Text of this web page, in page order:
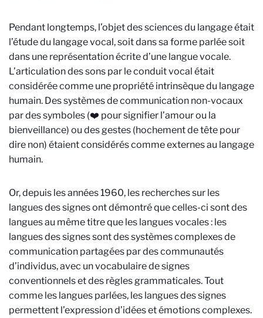
Pendant longtemps, l’objet des sciences du langage était
l’étude du langage vocal, soit dans sa forme parlée soit
dans une représentation écrite d’une langue vocale.
L’articulation des sons par le conduit vocal était
considérée comme une propriété intrinsèque du langage
humain. Des systèmes de communication non-vocaux
par des symboles (❤️ pour signifier l’amour ou la
bienveillance) ou des gestes (hochement de tête pour
dire non) étaient considérés comme externes au langage
humain.
Or, depuis les années 1960, les recherches sur les
langues des signes ont démontré que celles-ci sont des
langues au même titre que les langues vocales : les
langues des signes sont des systèmes complexes de
communication partagées par des communautés
d’individus, avec un vocabulaire de signes
conventionnels et des règles grammaticales. Tout
comme les langues parlées, les langues des signes
permettent l’expression d’idées et émotions complexes.